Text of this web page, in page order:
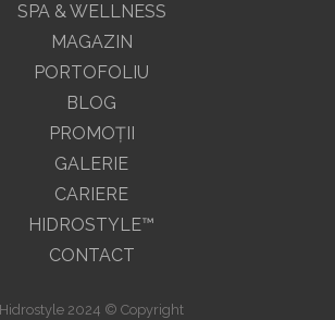
SPA & WELLNESS
MAGAZIN
PORTOFOLIU
BLOG
PROMOŢII
GALERIE
CARIERE
HIDROSTYLE™
CONTACT
Hidrostyle 2024 © Copyright